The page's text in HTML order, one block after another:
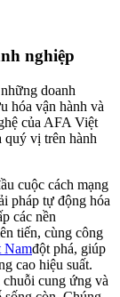
nghiệp
doanh
hóa vận hành và
của AFA Việt
quý vị trên hành
cuộc cách mạng
pháp tự động hóa
các nền
tiến, cùng công
Namđột phá, giúp
cao hiệu suất.
cung ứng và